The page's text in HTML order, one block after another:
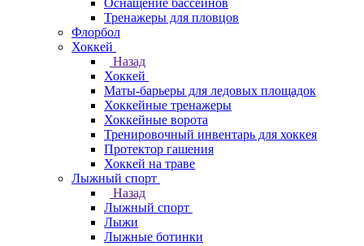
Оснащение бассейнов
Тренажеры для пловцов
Флорбол
Хоккей
Назад
Хоккей
Маты-барьеры для ледовых площадок
Хоккейные тренажеры
Хоккейные ворота
Тренировочный инвентарь для хоккея
Протектор гашения
Хоккей на траве
Лыжный спорт
Назад
Лыжный спорт
Лыжи
Лыжные ботинки